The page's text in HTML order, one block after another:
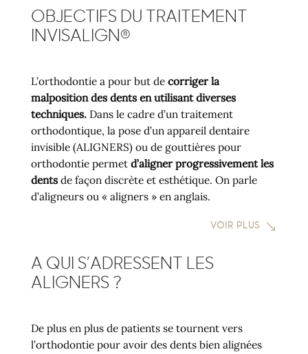
OBJECTIFS DU TRAITEMENT
INVISALIGN ®
L’orthodontie a pour but de corriger la
malposition des dents en utilisant diverses
techniques.Dans le cadre d’un traitement
orthodontique, la pose d’un appareil dentaire
invisible (ALIGNERS) ou de gouttières pour
orthodontie permet d’aligner progressivement les
dentsde façon discrète et esthétique. On parle
d’aligneurs ou « aligners » en anglais.
VOIR PLUS
A QUI S’ADRESSENT LES
ALIGNERS ?
De plus en plus de patients se tournent vers
l’orthodontie pour avoir des dents bien alignées